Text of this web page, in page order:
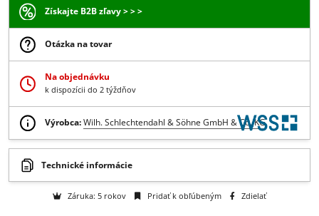
na dopyt
- +
Získajte B2B zľavy > > >
Otázka na tovar
Na objednávku
k dispozícii do 2 týždňov